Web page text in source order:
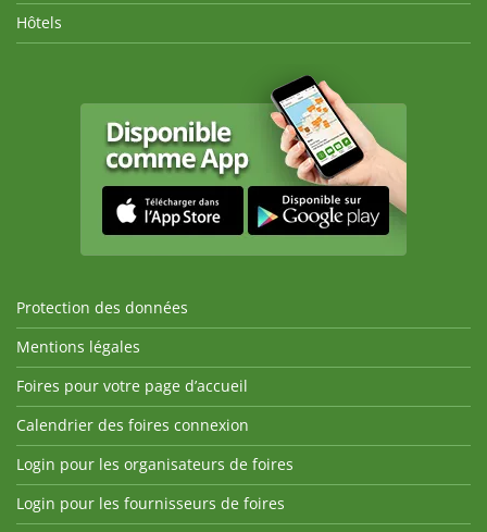
Hôtels
Protection des données
Mentions légales
Foires pour votre page d’accueil
Calendrier des foires connexion
Login pour les organisateurs de foires
Login pour les fournisseurs de foires